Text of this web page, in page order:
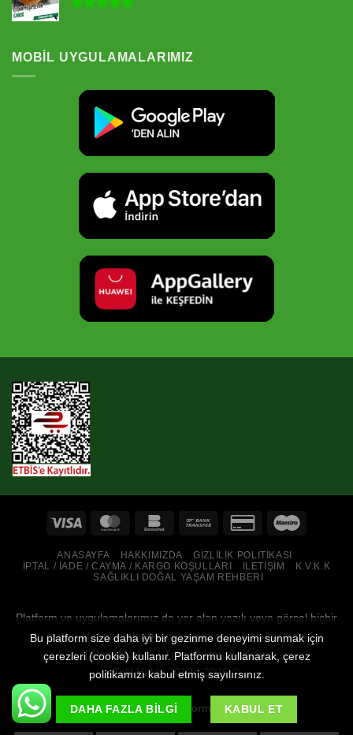
MOBIL UYGULAMALARIMIZ
ANASAYFA HAKKIMIZDA
GIZLILIK POLITIKASI
İPTAL / İADE / CAYMA / KARGO KOŞULLARI
İLETIŞIM
K.V.K.K
SAĞLIKLI DOĞAL YAŞAM REHBERI
Platform ve uygulamalarımız da yer alan yazılı veya görsel hiçbir
materyal izinsiz olarak kopyalanamaz / kullanılamaz.
[DoğuMark® ] Tüm Hakları Saklıdır.
Telif Hakkı 2019 - 2026 ©
Tüm Pazaryeri Platformlarındayız
Bu platform size daha iyi bir gezinme deneyimi sunmak için
çerezleri (cookie) kullanır. Platformu kullanarak, çerez
politikamızı kabul etmiş sayılırsınız.
DAHA FAZLA BILGI KABUL ET